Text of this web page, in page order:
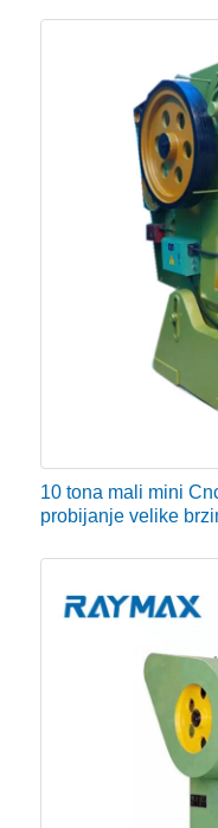
10 tona mali mini
probijanje velike